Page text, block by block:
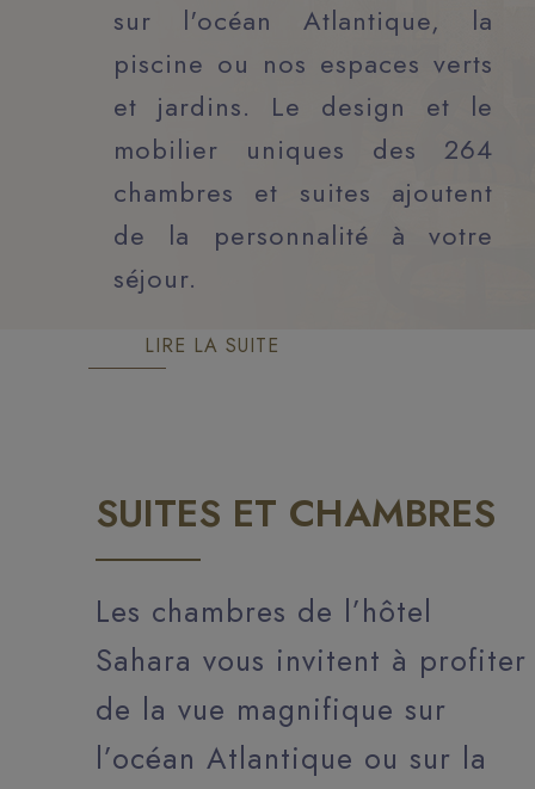
sur l'océan Atlantique, la
piscine ou nos espaces verts
et jardins. Le design et le
mobilier uniques des 264
chambres et suites ajoutent
de la personnalité à votre
séjour.
LIRE LA SUITE
SUITES ET CHAMBRES
Les chambres de l’hôtel
Sahara vous invitent à profiter
de la vue magnifique sur
l’océan Atlantique ou sur la